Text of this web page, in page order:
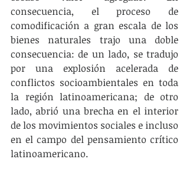
consecuencia, el proceso de
comodificación a gran escala de los
bienes naturales trajo una doble
consecuencia: de un lado, se tradujo
por una explosión acelerada de
conflictos socioambientales en toda
la región latinoamericana; de otro
lado, abrió una brecha en el interior
de los movimientos sociales e incluso
en el campo del pensamiento crítico
latinoamericano.